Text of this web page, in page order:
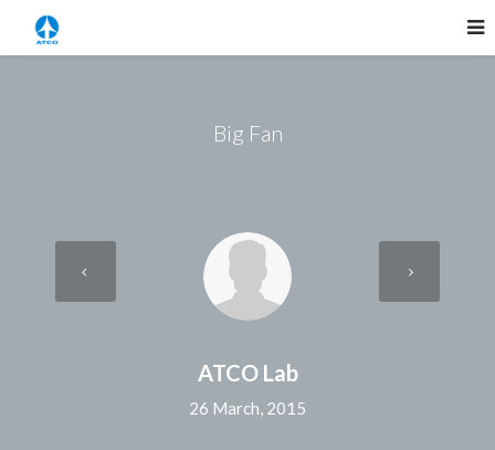
Big Fan
ATCO Lab
26 March, 2015